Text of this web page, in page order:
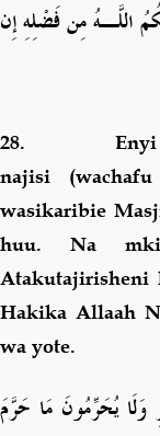
اللَّـهُ مِن فَضْلِهِ إِن
28.
najisi
wasikaribie
huu. Na
Atakutajirisheni
Hakika Allaah
wa yote.
وَلَا يُحَرِّمُونَ مَا حَرَّمَ